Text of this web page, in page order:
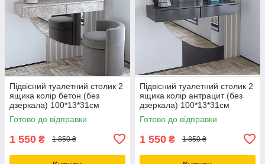
Підвісний туалетний столик 2
ящика колір бетон (без
дзеркала) 100*13*31см
Готово до відправки
1 550 ₴ 1 850 ₴
Підвісний туалетний столик 2
ящика колір антрацит (без
дзеркала) 100*13*31см
Готово до відправки
1 550 ₴ 1 850 ₴